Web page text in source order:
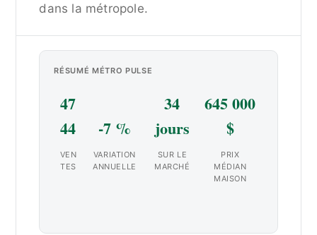
dans la métropole.
RÉSUMÉ MÉTRO PULSE
47
44
-7 %
34
jours
645 000
$
VEN
TES
VARIATION
ANNUELLE
SUR LE
MARCHÉ
PRIX
MÉDIAN
MAISON